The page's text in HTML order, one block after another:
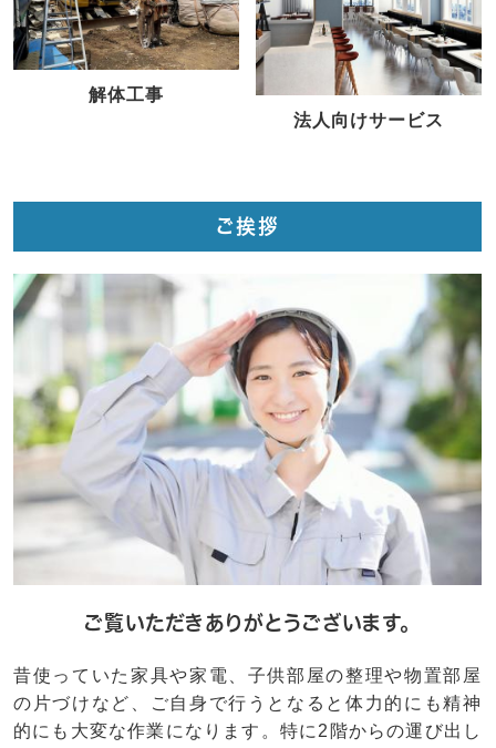
解体工事
法人向けサービス
ご挨拶
ご覧いただきありがとうございます。
昔使っていた家具や家電、子供部屋の整理や物置部屋
の片づけなど、ご自身で行うとなると体力的にも精神
的にも大変な作業になります。特に2階からの運び出し